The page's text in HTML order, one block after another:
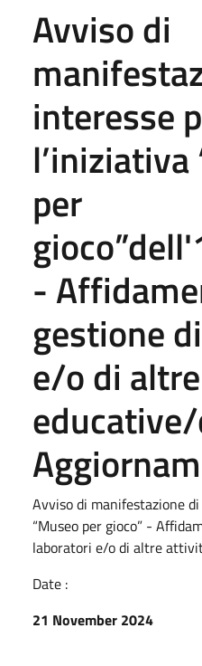
Avviso di
interesse
l’iniziativa
per
-
gestione
e/o di
Avviso di manifestazione
“Museo per gioco” -
laboratori e/o di altre
Date :
21 November 2024